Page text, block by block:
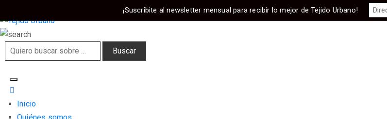
Inicio
¡Suscribite al newsletter mensual para recibir lo mejor de Tejido Urbano!